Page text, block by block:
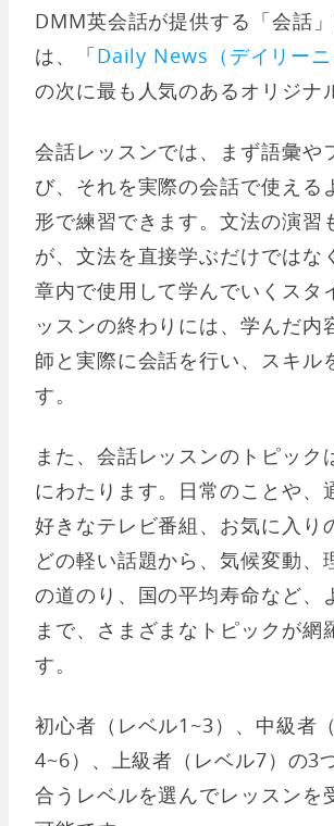
DMM英会話が提供する「会話
は、「Daily News（デイリーニ
の次に最も人気のあるオリジナ
会話レッスンでは、まず語彙や
び、それを実際の会話で使える
形で練習できます。文法の演習
が、文法を直接学ぶだけではな
章内で使用して学んでいくスタ
ッスンの終わりには、学んだ内
師と実際に会話を行い、スキル
す。
また、会話レッスンのトピック
にわたります。日常のことや、
好きなテレビ番組、お気に入り
どの軽い話題から、気候変動、
の道のり、国の平均寿命など、
まで、さまざまなトピックが網
す。
初心者（レベル1~3）、中級者
4~6）、上級者（レベル7）の3
合うレベルを選んでレッスンを